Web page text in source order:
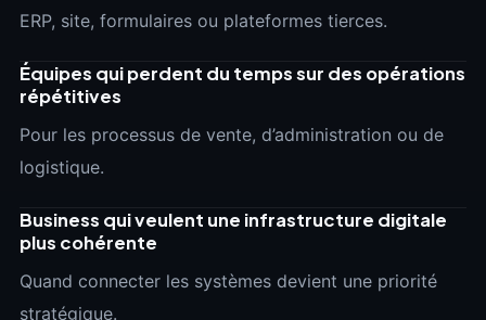
ERP, site, formulaires ou plateformes tierces.
Équipes qui perdent du temps sur des opérations
répétitives
Pour les processus de vente, d’administration ou de
logistique.
Business qui veulent une infrastructure digitale
plus cohérente
Quand connecter les systèmes devient une priorité
stratégique.